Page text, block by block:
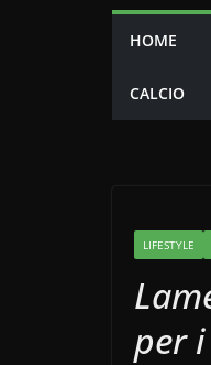
HOME
CALCIO
LIFESTYLE
per